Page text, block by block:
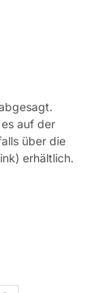
auf der
über die
erhältlich.